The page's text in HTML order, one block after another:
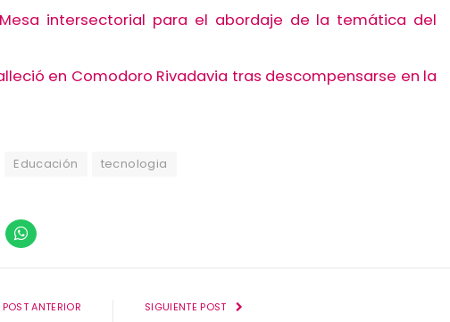
intersectorial para el abordaje de la temática del
en Comodoro Rivadavia tras descompensarse en la
Educación tecnologia
WhatsApp
POST ANTERIOR SIGUIENTE POST